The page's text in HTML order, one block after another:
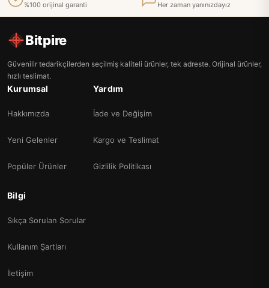
%100 orijinal garanti Her zaman yanınızdayız
Bitpire
Güvenilir tedarikçilerden seçilmiş kaliteli ürünler, tek adreste. Orijinal ürünler,
hızlı teslimat.
Kurumsal
Hakkımızda
Yeni Gelenler
Popüler Ürünler
Yardım
İade ve Değişim
Kargo ve Teslimat
Gizlilik Politikası
Bilgi
Sıkça Sorulan Sorular
Kullanım Şartları
İletişim